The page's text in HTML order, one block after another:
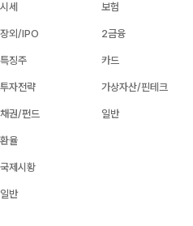
시세
장외/IPO
특징주
투자전략
채권/펀드
환율
국제시황
일반
보험
2금융
카드
가상자산/핀테크
일반